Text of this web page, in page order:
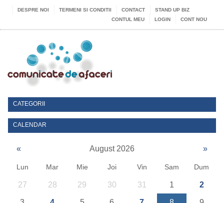
DESPRE NOI TERMENI SI CONDITII CONTACT
STAND UP BIZ
CONTUL MEU
LOGIN CONT NOU
CATEGORII
CALENDAR
« August 2026 »
Lun Mar Mie Joi Vin Sam Dum
27 28 29 30 31 1 2